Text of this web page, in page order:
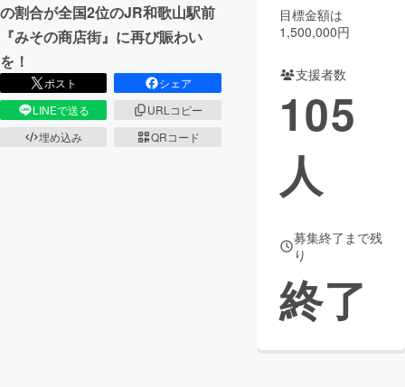
CAMPFIREふるさと納税machi-ya コミュニティ
の割合が全国2位のJR和歌山駅前
『みその商店街』に再び賑わい
を！
ポスト
シェア
LINEで送る
URLコピー
埋め込み
QRコード
目標金額は
1,500,000円
支援者数
105
人
募集終了まで残
り
終了